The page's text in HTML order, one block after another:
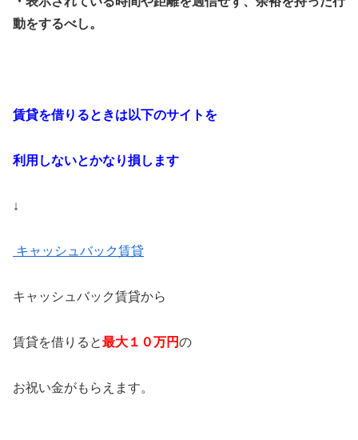
動をするべし。
賃貸を借りるときは以下のサイトを
利用しないとかなり損します
↓
キャッシュバック賃貸
キャッシュバック賃貸から
賃貸を借りると最大１０万円の
お祝い金がもらえます。